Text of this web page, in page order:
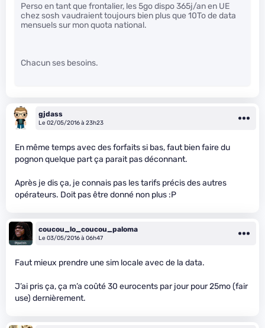
Perso en tant que frontalier, les 5go dispo 365j/an en UE
chez sosh vaudraient toujours bien plus que 10To de data
mensuels sur mon quota national.
Chacun ses besoins.
gjdass
Le 02/05/2016 à 23h23
En même temps avec des forfaits si bas, faut bien faire du
pognon quelque part ça parait pas déconnant.
Après je dis ça, je connais pas les tarifs précis des autres
opérateurs. Doit pas être donné non plus :P
coucou_lo_coucou_paloma
Le 03/05/2016 à 06h47
Faut mieux prendre une sim locale avec de la data.
J’ai pris ça, ça m’a coûté 30 eurocents par jour pour 25mo (fair
use) dernièrement.